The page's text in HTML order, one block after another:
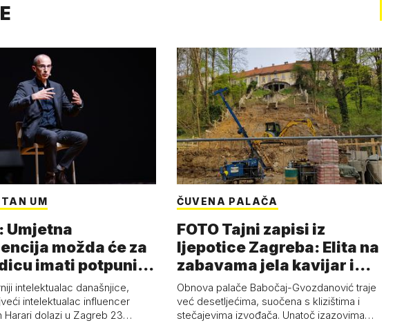
UM
Umjetna
možda će za
imati potpuni
čovje…
intelektualac današnjice,
intelektualac influencer
Harari dolazi u Zagreb 23…
ČUVENA PALAČA
FOTO Tajni zapisi iz
ljepotice Zagreba: Elita na
zabavama jela kavijar i
pud…
Obnova palače Babočaj-Gvozdanović traje
već desetljećima, suočena s klizištima i
stečajevima izvođača. Unatoč izazovima…